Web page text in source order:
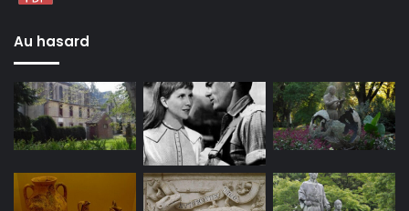
Au hasard